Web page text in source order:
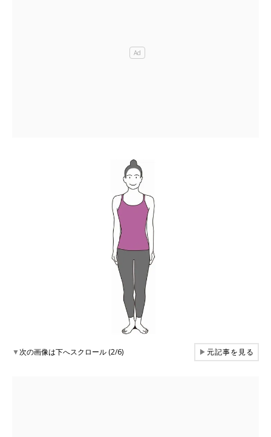
▼次の画像は下へスクロール (2/6) ▶元記事を見る